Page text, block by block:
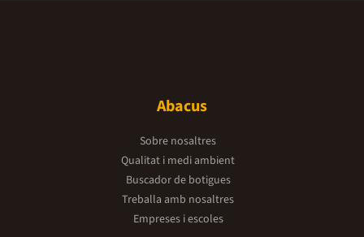
Abacus
Sobre nosaltres
Qualitat i medi ambient
Buscador de botigues
Treballa amb nosaltres
Empreses i escoles